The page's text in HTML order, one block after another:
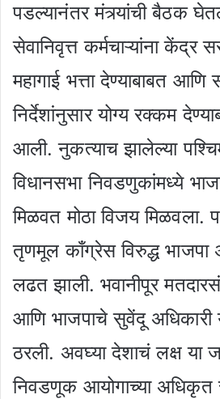
पडल्यानंतर मंत्र्यांची बैठक
सेवानिवृत्त कर्मचाऱ्यांना केंद्र
महागाई भत्ता देण्याबाबत आणि
निर्देशांनुसार योग्य रक्कम
आली. नुकत्याच झालेल्या
विधानसभा निवडणुकांमध्ये
मिळवत मोठा विजय मिळवला.
तृणमूल काँग्रेस विरुद्ध भाजपा
लढत झाली. भवानीपूर
आणि भाजपाचे सुवेंदू अधिकारी
ठरली. अवघ्या देशाचं लक्ष या
निवडणूक आयोगाच्या